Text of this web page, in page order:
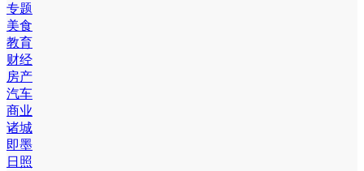
专题
美食
教育
财经
房产
汽车
商业
诸城
即墨
日照